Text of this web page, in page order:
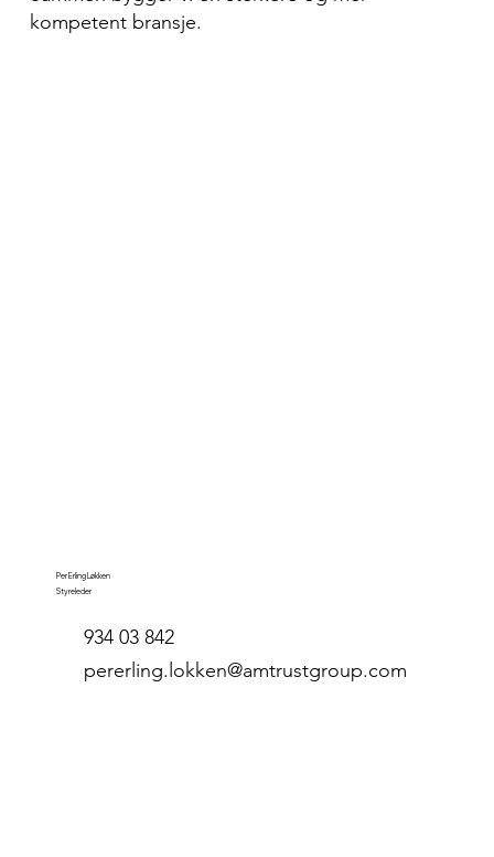
Per Erling Løkken
934 03 842
pererling.lokken@amtrustgroup.com
Styreleder
kompetent bransje.